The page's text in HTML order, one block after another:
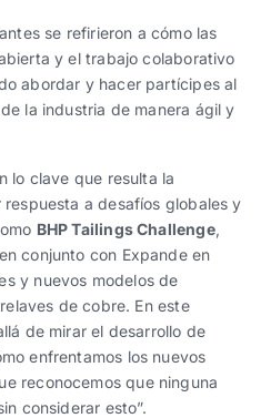
se refirieron a cómo las
y el trabajo colaborativo
abordar y hacer partícipes al
la industria de manera ágil y
lo clave que resulta la
a desafíos globales y
BHP Tailings Challenge,
conjunto con Expande en
y nuevos modelos de
de cobre. En este
de mirar el desarrollo de
enfrentamos los nuevos
reconocemos que ninguna
considerar esto”.